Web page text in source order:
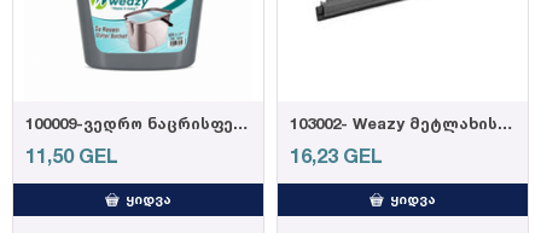
100009-ვედრო ნაცრისფერი 14,5ლ
11,50 GEL
ᲧᲘᲓᲕᲐ
103002- Weazy მეტლახის საწმენდი რეზინის პ...
16,23 GEL
ᲧᲘᲓᲕᲐ